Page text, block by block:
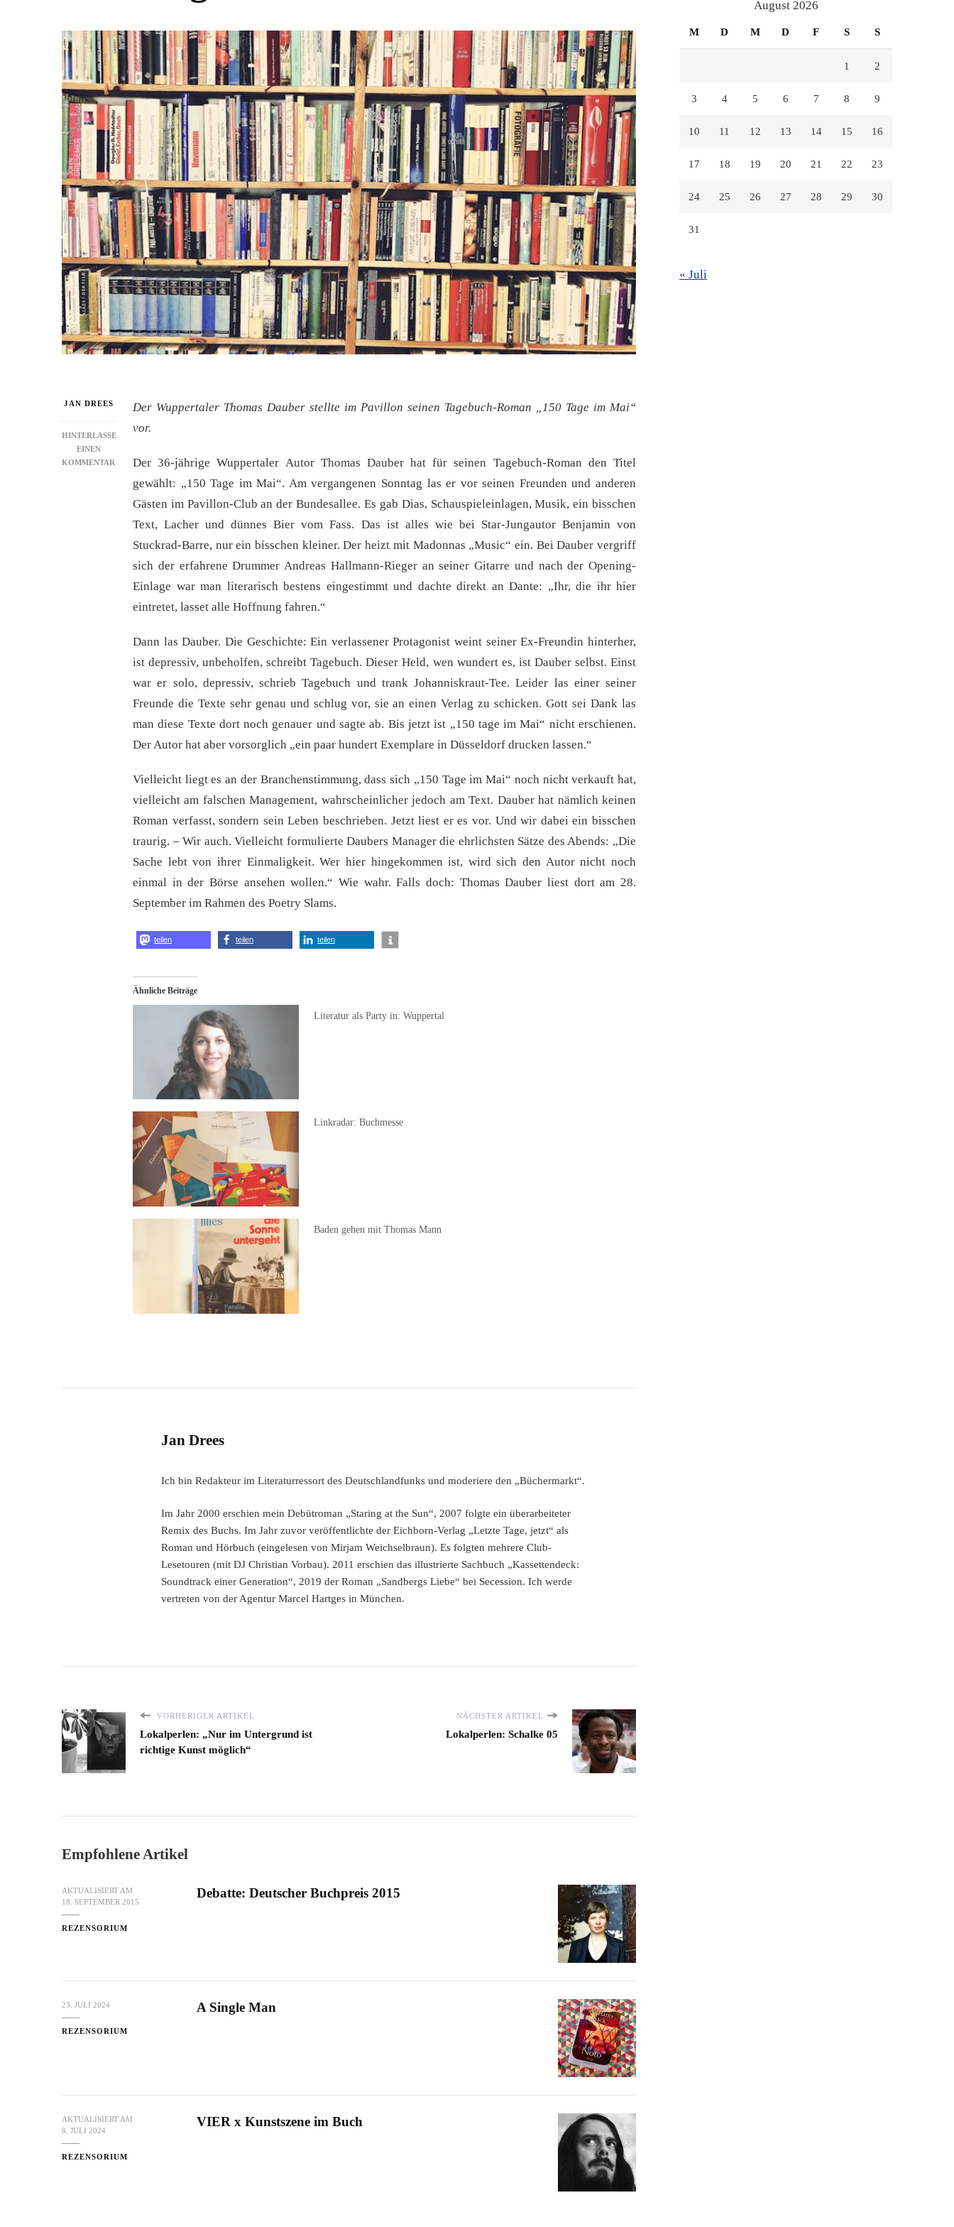
JAN DREES
HINTERLASSE
EINEN
KOMMENTAR
SACHE
EINMALIGKEIT“
Der Wuppertaler Thomas Dauber stellte im Pavillon seinen Tagebuch-Roman „150 Tage im Mai“
vor.
Der 36-jährige Wuppertaler Autor Thomas Dauber hat für seinen Tagebuch-Roman den Titel
gewählt: „150 Tage im Mai“. Am vergangenen Sonntag las er vor seinen Freunden und anderen
Gästen im Pavillon-Club an der Bundesallee. Es gab Dias, Schauspieleinlagen, Musik, ein bisschen
Text, Lacher und dünnes Bier vom Fass. Das ist alles wie bei Star-Jungautor Benjamin von
Stuckrad-Barre, nur ein bisschen kleiner. Der heizt mit Madonnas „Music“ ein. Bei Dauber vergriff
sich der erfahrene Drummer Andreas Hallmann-Rieger an seiner Gitarre und nach der Opening-
Einlage war man literarisch bestens eingestimmt und dachte direkt an Dante: „Ihr, die ihr hier
eintretet, lasset alle Hoffnung fahren.“
Dann las Dauber. Die Geschichte: Ein verlassener Protagonist weint seiner Ex-Freundin hinterher,
ist depressiv, unbeholfen, schreibt Tagebuch. Dieser Held, wen wundert es, ist Dauber selbst. Einst
war er solo, depressiv, schrieb Tagebuch und trank Johanniskraut-Tee. Leider las einer seiner
Freunde die Texte sehr genau und schlug vor, sie an einen Verlag zu schicken. Gott sei Dank las
man diese Texte dort noch genauer und sagte ab. Bis jetzt ist „150 tage im Mai“ nicht erschienen.
Der Autor hat aber vorsorglich „ein paar hundert Exemplare in Düsseldorf drucken lassen.“
Vielleicht liegt es an der Branchenstimmung, dass sich „150 Tage im Mai“ noch nicht verkauft hat,
vielleicht am falschen Management, wahrscheinlicher jedoch am Text. Dauber hat nämlich keinen
Roman verfasst, sondern sein Leben beschrieben. Jetzt liest er es vor. Und wir dabei ein bisschen
traurig. – Wir auch. Vielleicht formulierte Daubers Manager die ehrlichsten Sätze des Abends: „Die
Sache lebt von ihrer Einmaligkeit. Wer hier hingekommen ist, wird sich den Autor nicht noch
einmal in der Börse ansehen wollen.“ Wie wahr. Falls doch: Thomas Dauber liest dort am 28.
September im Rahmen des Poetry Slams.
teilen teilen teilen
Ähnliche Beiträge
Literatur als Party in: Wuppertal
Linkradar: Buchmesse
Baden gehen mit Thomas Mann
Jan Drees
Ich bin Redakteur im Literaturressort des Deutschlandfunks und moderiere den „Büchermarkt“.
Im Jahr 2000 erschien mein Debütroman „Staring at the Sun“, 2007 folgte ein überarbeiteter
Remix des Buchs. Im Jahr zuvor veröffentlichte der Eichborn-Verlag „Letzte Tage, jetzt“ als
Roman und Hörbuch (eingelesen von Mirjam Weichselbraun). Es folgten mehrere Club-
Lesetouren (mit DJ Christian Vorbau). 2011 erschien das illustrierte Sachbuch „Kassettendeck:
Soundtrack einer Generation“, 2019 der Roman „Sandbergs Liebe“ bei Secession. Ich werde
vertreten von der Agentur Marcel Hartges in München.
VORHERIGER ARTIKEL
Lokalperlen: „Nur im Untergrund ist
richtige Kunst möglich“
NÄCHSTER ARTIKEL
Lokalperlen: Schalke 05
Empfohlene Artikel
AKTUALISIERT AM
18. SEPTEMBER 2015
REZENSORIUM
Debatte: Deutscher Buchpreis 2015
23. JULI 2024
REZENSORIUM
A Single Man
AKTUALISIERT AM
8. JULI 2024
REZENSORIUM
VIER x Kunstszene im Buch
August 2026
M D M D F S S
1 2
3 4 5 6 7 8 9
10 11 12 13 14 15 16
17 18 19 20 21 22 23
24 25 26 27 28 29 30
31
« Juli